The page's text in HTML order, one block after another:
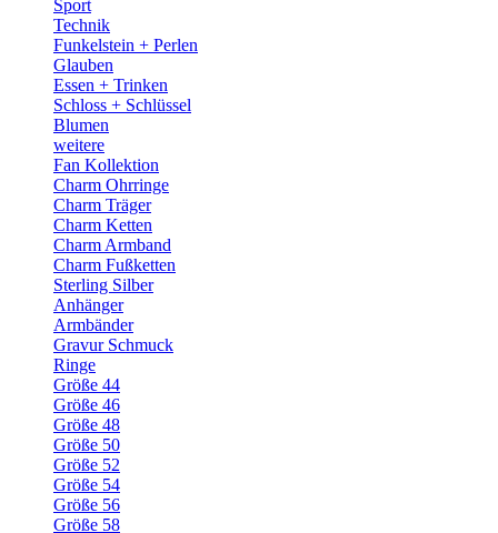
Sport
Technik
Funkelstein + Perlen
Glauben
Essen + Trinken
Schloss + Schlüssel
Blumen
weitere
Fan Kollektion
Charm Ohrringe
Charm Träger
Charm Ketten
Charm Armband
Charm Fußketten
Sterling Silber
Anhänger
Armbänder
Gravur Schmuck
Ringe
Größe 44
Größe 46
Größe 48
Größe 50
Größe 52
Größe 54
Größe 56
Größe 58